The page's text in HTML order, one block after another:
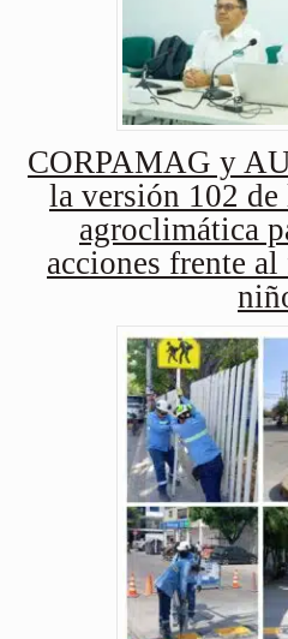
CORPAMAG y
la versión 102 de
agroclimática
acciones frente